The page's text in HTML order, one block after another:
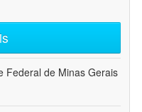
Federal de Minas Gerais